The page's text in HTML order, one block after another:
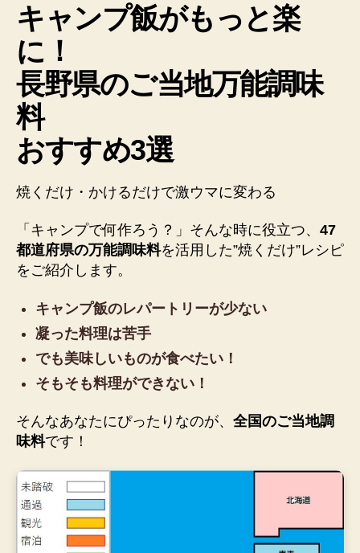
料
め
へ
の
キャンプ飯がもっと楽
に！
長野県のご当地万能調味
料
おすすめ3選
焼くだけ・かけるだけで激ウマに変わる
「キャンプで何作ろう？」そんな時に役立つ、 47
都道府県の万能調味料を活用した”焼くだけ”レシピ
をご紹介します。
キャンプ飯のレパートリーが少ない
凝った料理は苦手
でも美味しいものが食べたい！
そもそも料理ができない！
そんなあなたにぴったりなのが、 全国のご当地調
味料です！